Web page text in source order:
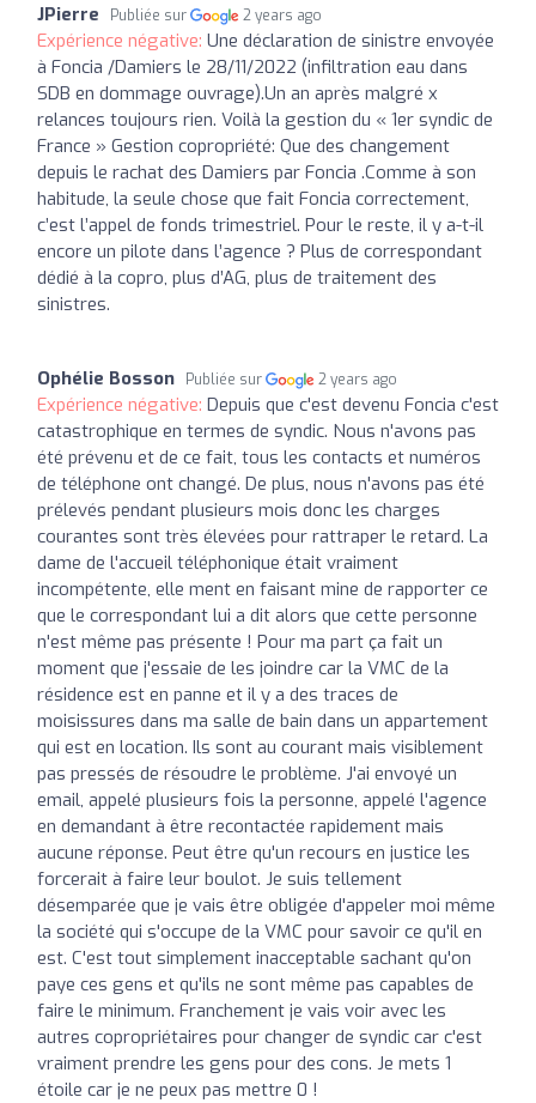
JPierre Publiée sur 2 years ago
Expérience négative: Une déclaration de sinistre envoyée
à Foncia /Damiers le 28/11/2022 (infiltration eau dans
SDB en dommage ouvrage).Un an après malgré x
relances toujours rien. Voilà la gestion du « 1er syndic de
France » Gestion copropriété: Que des changement
depuis le rachat des Damiers par Foncia .Comme à son
habitude, la seule chose que fait Foncia correctement,
c’est l’appel de fonds trimestriel. Pour le reste, il y a-t-il
encore un pilote dans l’agence ? Plus de correspondant
dédié à la copro, plus d’AG, plus de traitement des
sinistres.
Ophélie Bosson Publiée sur 2 years ago
Expérience négative: Depuis que c'est devenu Foncia c'est
catastrophique en termes de syndic. Nous n'avons pas
été prévenu et de ce fait, tous les contacts et numéros
de téléphone ont changé. De plus, nous n'avons pas été
prélevés pendant plusieurs mois donc les charges
courantes sont très élevées pour rattraper le retard. La
dame de l'accueil téléphonique était vraiment
incompétente, elle ment en faisant mine de rapporter ce
que le correspondant lui a dit alors que cette personne
n'est même pas présente ! Pour ma part ça fait un
moment que j'essaie de les joindre car la VMC de la
résidence est en panne et il y a des traces de
moisissures dans ma salle de bain dans un appartement
qui est en location. Ils sont au courant mais visiblement
pas pressés de résoudre le problème. J'ai envoyé un
email, appelé plusieurs fois la personne, appelé l'agence
en demandant à être recontactée rapidement mais
aucune réponse. Peut être qu'un recours en justice les
forcerait à faire leur boulot. Je suis tellement
désemparée que je vais être obligée d'appeler moi même
la société qui s'occupe de la VMC pour savoir ce qu'il en
est. C'est tout simplement inacceptable sachant qu'on
paye ces gens et qu'ils ne sont même pas capables de
faire le minimum. Franchement je vais voir avec les
autres copropriétaires pour changer de syndic car c'est
vraiment prendre les gens pour des cons. Je mets 1
étoile car je ne peux pas mettre 0 !